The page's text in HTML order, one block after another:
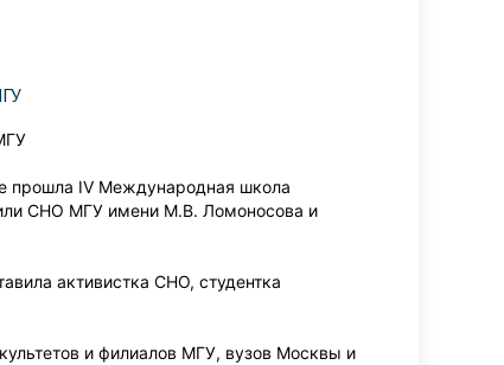
прошла IV Международная школа
СНО МГУ имени М.В. Ломоносова и
активистка СНО, студентка
и филиалов МГУ, вузов Москвы и